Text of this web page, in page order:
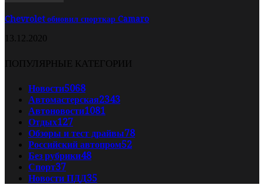
Chevrolet обновил спорткар Camaro
13.12.2020
ПОПУЛЯРНЫЕ КАТЕГОРИИ
Новости5068
Автомастерская2343
Автоновости1081
Отдых127
Обзоры и тест драйвы78
Российский автопром52
Без рубрики48
Спорт37
Новости ПДД35